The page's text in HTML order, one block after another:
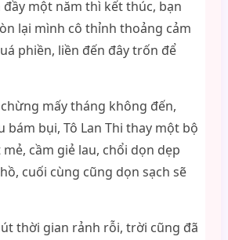
một năm thì kết thúc, bạn
lại mình cô thỉnh thoảng cảm
phiền, liền đến đây trốn để
mấy tháng không đến,
bụi, Tô Lan Thi thay một bộ
cầm giẻ lau, chổi dọn dẹp
cuối cùng cũng dọn sạch sẽ
thời gian rảnh rỗi, trời cũng đã